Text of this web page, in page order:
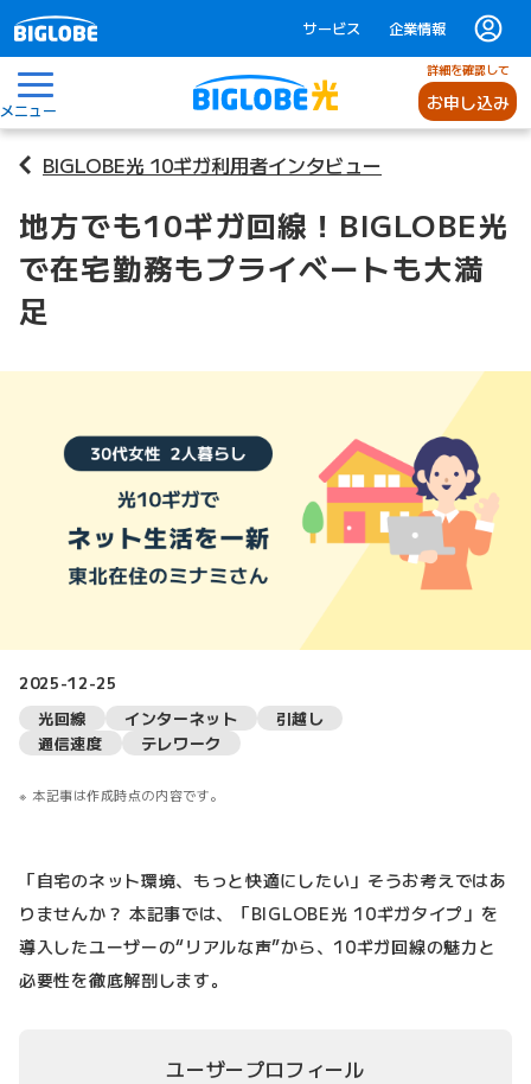
サービス 企業情報
メニュー
詳細を確認して
お申し込み
BIGLOBE光 10ギガ利用者インタビュー
地方でも10ギガ回線！BIGLOBE光
で在宅勤務もプライベートも大満
足
2025-12-25
光回線
インターネット
引越し
通信速度
テレワーク
本記事は作成時点の内容です。
「自宅のネット環境、もっと快適にしたい」そうお考えではあ
りませんか？ 本記事では、「BIGLOBE光 10ギガタイプ」を
導入したユーザーの“リアルな声”から、10ギガ回線の魅力と
必要性を徹底解剖します。
ユーザープロフィール